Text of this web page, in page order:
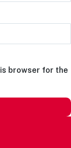
browser for the